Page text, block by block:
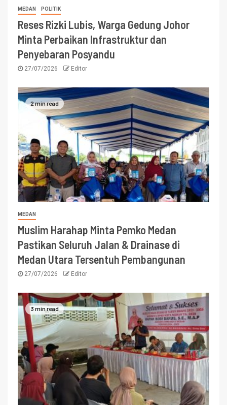
MEDAN POLITIK
Reses Rizki Lubis, Warga Gedung Johor
Minta Perbaikan Infrastruktur dan
Penyebaran Posyandu
27/07/2026 Editor
2 min read
MEDAN
Muslim Harahap Minta Pemko Medan
Pastikan Seluruh Jalan & Drainase di
Medan Utara Tersentuh Pembangunan
27/07/2026 Editor
3 min read